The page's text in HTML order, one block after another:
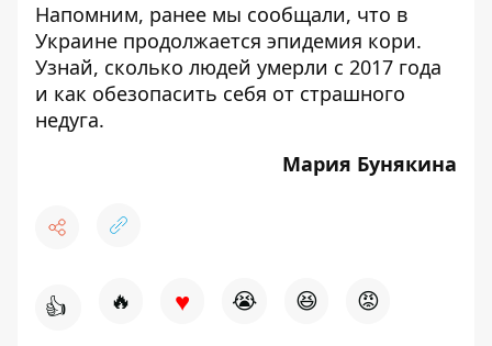
Напомним, ранее мы сообщали, что в
Украине продолжается эпидемия кори.
Узнай, сколько людей умерли с 2017 года
и как обезопасить себя от страшного
недуга.
Мария Бунякина
👍 🔥 ♥ 😭 😆 😡